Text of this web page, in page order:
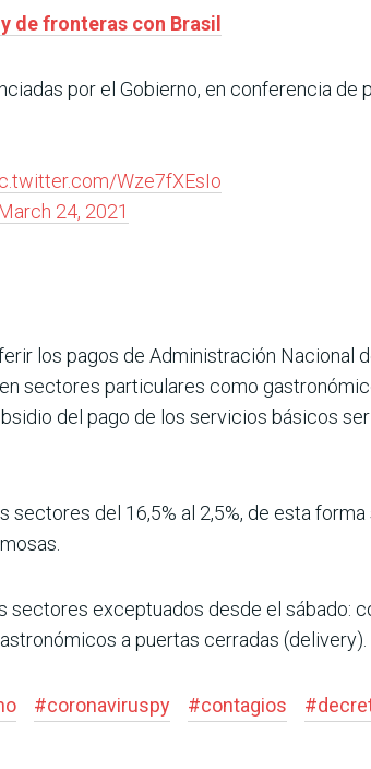
de fronteras con Brasil
por el Gobierno, en conferencia de
Wze7fXEsIo
March 24, 2021
los pagos de Administración Nacional
sectores particulares como
del pago de los servicios básicos
del 16,5% al 2,5%, de esta forma
sectores exceptuados desde el sábado:
a puertas cerradas (delivery).
#coronaviruspy #contagios #